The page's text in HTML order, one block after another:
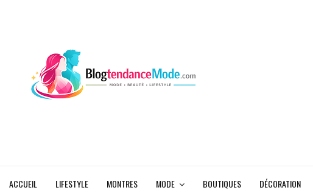
ACCUEIL LIFESTYLE MONTRES MODE BOUTIQUES DÉCORATION